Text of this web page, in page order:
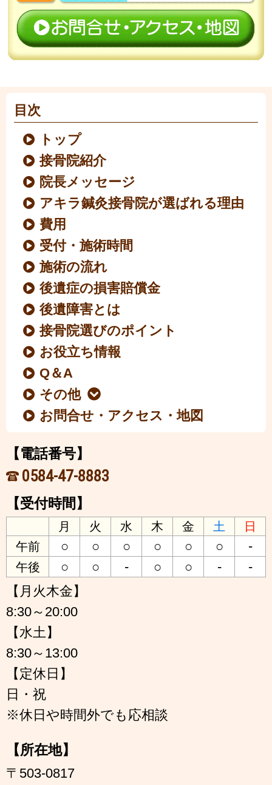
目次
トップ
接骨院紹介
院長メッセージ
アキラ鍼灸接骨院が選ばれる理由
費用
受付・施術時間
施術の流れ
後遺症の損害賠償金
後遺障害とは
接骨院選びのポイント
お役立ち情報
Q＆A
その他
お問合せ・アクセス・地図
【電話番号】
0584-47-8883
【受付時間】
月 火 水 木 金 土
日
午前
○ ○ ○ ○ ○ ○ -
午後 ○ ○ - ○ ○ -
-
【月火木金】
8:30～20:00
【水土】
8:30～13:00
【定休日】
日・祝
※休日や時間外でも応相談
【所在地】
〒503-0817